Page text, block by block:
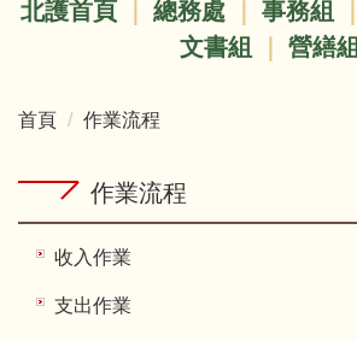
區
北護首頁｜ 總務處｜ 事務組
文書組
營繕組
首頁 作業流程
作業流程
收入作業
支出作業